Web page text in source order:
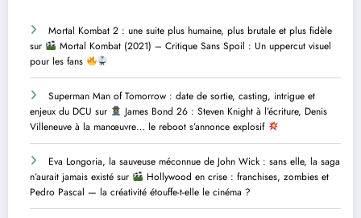
Mortal Kombat 2 : une suite plus humaine, plus brutale et plus fidèle
sur
Mortal Kombat (2021) – Critique Sans Spoil : Un uppercut visuel
pour les fans
Superman Man of Tomorrow : date de sortie, casting, intrigue et
enjeux du DCU sur
James Bond 26 : Steven Knight à l’écriture, Denis
Villeneuve à la manœuvre… le reboot s’annonce explosif
Eva Longoria, la sauveuse méconnue de John Wick : sans elle, la saga
n’aurait jamais existé sur
Hollywood en crise : franchises, zombies et
Pedro Pascal — la créativité étouffe-t-elle le cinéma ?